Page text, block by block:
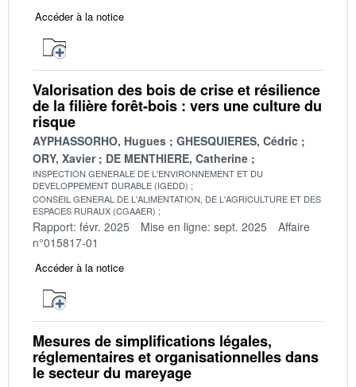
Accéder à la notice
Valorisation des bois de crise et résilience
de la filière forêt-bois : vers une culture du
risque
AYPHASSORHO, Hugues
GHESQUIERES, Cédric
ORY, Xavier
DE MENTHIERE, Catherine
INSPECTION GENERALE DE L'ENVIRONNEMENT ET DU
DEVELOPPEMENT DURABLE (IGEDD)
CONSEIL GENERAL DE L'ALIMENTATION, DE L'AGRICULTURE ET DES
ESPACES RURAUX (CGAAER)
Rapport: févr. 2025 Mise en ligne: sept. 2025
Affaire
n°015817-01
Accéder à la notice
Mesures de simplifications légales,
réglementaires et organisationnelles dans
le secteur du mareyage